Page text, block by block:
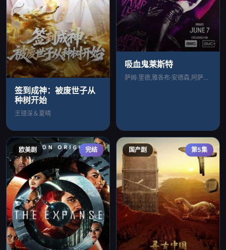
签到成神：被废世子从
种树开始
王镱深＆夏晴
吸血鬼莱斯特
萨姆·里德,雅各布·安德森,阿萨德·扎曼
欧美剧 完结 国产剧 第5集